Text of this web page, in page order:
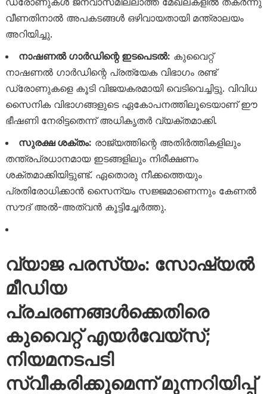
വീണതിനാൽ അപകടങ്ങൾ ഒഴിവായതായി മന്ത്രാലയം
അറിയിച്ചു.
നാഷണൽ ഗാർഡിന്റെ ഇടപെടൽ: കുവൈറ്റ്
നാഷണൽ ഗാർഡിന്റെ പ്രത്യേക വിഭാഗം രണ്ട്
ഡ്രോണുകളെ കൂടി വിജയകരമായി വെടിവെച്ചിട്ടു. വിവിധ
സൈനിക വിഭാഗങ്ങളുടെ ഏകോപനത്തിലൂടെയാണ് ഈ
ഭീഷണി നേരിട്ടതെന്ന് അധികൃതർ വ്യക്തമാക്കി.
സുരക്ഷ ശക്തം: രാജ്യത്തിന്റെ അതിർത്തികളിലും
തന്ത്രപ്രധാനമായ ഇടങ്ങളിലും നിരീക്ഷണം
ശക്തമാക്കിയിട്ടുണ്ട്. ഏതൊരു നീക്കത്തെയും
പ്രതിരോധിക്കാൻ സൈന്യം സജ്ജമാണെന്നും കേണൽ
സൗദ് അൽ-അത്വൻ കൂട്ടിച്ചേർത്തു.
വ്യാജ പരസ്യം: സോഷ്യൽ
മീഡിയ
പ്രചരണങ്ങൾക്കെതിരെ
കുവൈറ്റ് എയർവേയ്‌സ്;
നിയമനടപടി
സ്വീകരിക്കുമെന്ന് മുന്നറിയിപ്പ്